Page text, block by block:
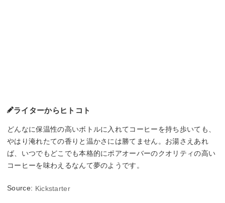
ライターからヒトコト
どんなに保温性の高いボトルに入れてコーヒーを持ち歩いても、
やはり淹れたての香りと温かさには勝てません。お湯さえあれ
ば、いつでもどこでも本格的にポアオーバーのクオリティの高い
コーヒーを味わえるなんて夢のようです。
Source: Kickstarter